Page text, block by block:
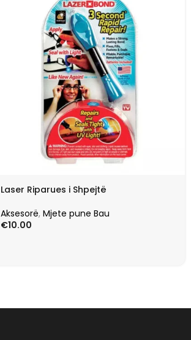
Laser Riparues i Shpejtë
Aksesorë, Mjete pune Bau
€10.00